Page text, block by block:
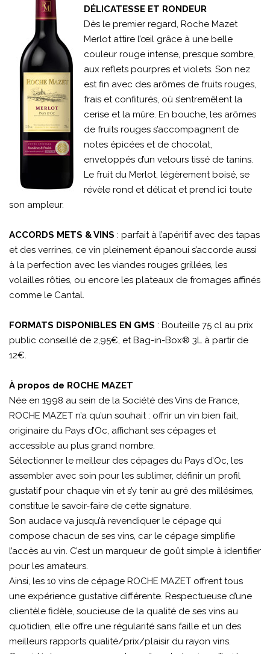
DÉLICATESSE ET RONDEUR
Dès le premier regard, Roche Mazet
Merlot attire l’œil grâce à une belle
couleur rouge intense, presque sombre,
aux reflets pourpres et violets. Son nez
est fin avec des arômes de fruits rouges,
frais et confiturés, où s’entremêlent la
cerise et la mûre. En bouche, les arômes
de fruits rouges s’accompagnent de
notes épicées et de chocolat,
enveloppés d’un velours tissé de tanins.
Le fruit du Merlot, légèrement boisé, se
révèle rond et délicat et prend ici toute
son ampleur.
ACCORDS METS & VINS : parfait à l’apéritif avec des tapas
et des verrines, ce vin pleinement épanoui s’accorde aussi
à la perfection avec les viandes rouges grillées, les
volailles rôties, ou encore les plateaux de fromages affinés
comme le Cantal.
FORMATS DISPONIBLES EN GMS : Bouteille 75 cl au prix
public conseillé de 2,95€, et Bag-in-Box® 3L à partir de
12€.
À propos de ROCHE MAZET
Née en 1998 au sein de la Société des Vins de France,
ROCHE MAZET n’a qu’un souhait : offrir un vin bien fait,
originaire du Pays d’Oc, affichant ses cépages et
accessible au plus grand nombre.
Sélectionner le meilleur des cépages du Pays d’Oc, les
assembler avec soin pour les sublimer, définir un profil
gustatif pour chaque vin et s’y tenir au gré des millésimes,
constitue le savoir-faire de cette signature.
Son audace va jusqu’à revendiquer le cépage qui
compose chacun de ses vins, car le cépage simplifie
l’accès au vin. C’est un marqueur de goût simple à identifier
pour les amateurs.
Ainsi, les 10 vins de cépage ROCHE MAZET offrent tous
une expérience gustative différente. Respectueuse d’une
clientèle fidèle, soucieuse de la qualité de ses vins au
quotidien, elle offre une régularité sans faille et un des
meilleurs rapports qualité/prix/plaisir du rayon vins.